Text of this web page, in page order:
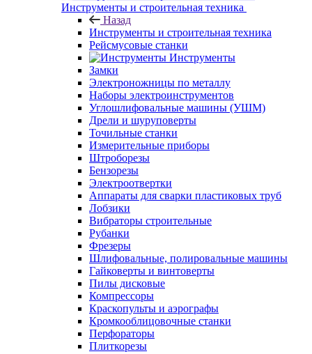
Инструменты и строительная техника
Назад
Инструменты и строительная техника
Рейсмусовые станки
Инструменты
Замки
Электроножницы по металлу
Наборы электроинструментов
Углошлифовальные машины (УШМ)
Дрели и шуруповерты
Точильные станки
Измерительные приборы
Штроборезы
Бензорезы
Электроотвертки
Аппараты для сварки пластиковых труб
Лобзики
Вибраторы строительные
Рубанки
Фрезеры
Шлифовальные, полировальные машины
Гайковерты и винтоверты
Пилы дисковые
Компрессоры
Краскопульты и аэрографы
Кромкооблицовочные станки
Перфораторы
Плиткорезы